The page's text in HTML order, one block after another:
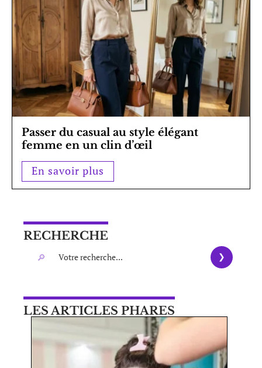
Passer du casual au style élégant
femme en un clin d’œil
En savoir plus
RECHERCHE
LES ARTICLES PHARES